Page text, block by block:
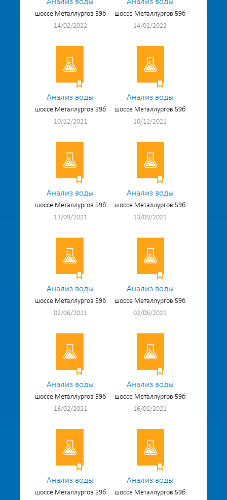
Анализ воды
шоссе Металлургов 59б
14/02/2022
Анализ воды
шоссе Металлургов 59б
14/02/2022
Анализ воды
шоссе Металлургов 59б
10/12/2021
Анализ воды
шоссе Металлургов 59б
10/12/2021
Анализ воды
шоссе Металлургов 59б
13/09/2021
Анализ воды
шоссе Металлургов 59б
13/09/2021
Анализ воды
шоссе Металлургов 59б
02/06/2021
Анализ воды
шоссе Металлургов 59б
02/06/2021
Анализ воды
шоссе Металлургов 59б
16/02/2021
Анализ воды
шоссе Металлургов 59б
16/02/2021
Анализ воды
шоссе Металлургов 59б
Анализ воды
шоссе Металлургов 59б